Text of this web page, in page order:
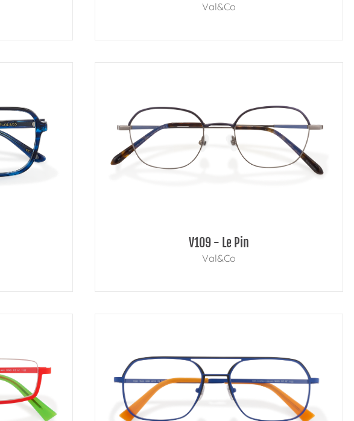
Val&Co
V109 - Le Pin
Val&Co